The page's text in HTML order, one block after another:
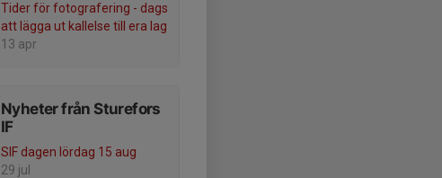
Tider för fotografering - dags
att lägga ut kallelse till era lag
13 apr
Nyheter från Sturefors
IF
SIF dagen lördag 15 aug
29 jul